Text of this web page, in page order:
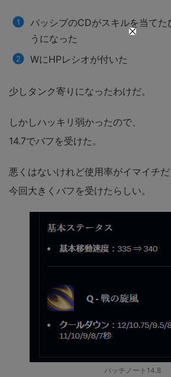
パッシブのCDがスキルを当てた
うになった
WにHPレシオが付いた
少しタンク寄りになったわけだ。
しかしハッキリ弱かったので、
14.7でバフを受けた。
悪くはないけれど使用率がイマイチだ
今回大きくバフを受けたらしい。
パッチノート14.8